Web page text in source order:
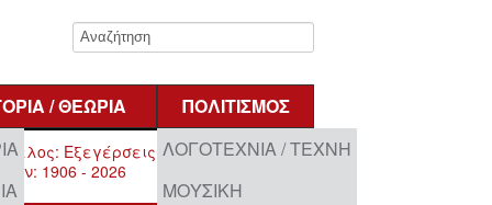
/ ΘΕΩΡΊΑ
ΠΟΛΙΤΙΣΜΌΣ
ΛΟΓΟΤΕΧΝΊΑ / ΤΈΧΝΗ
ΜΟΥΣΙΚΉ